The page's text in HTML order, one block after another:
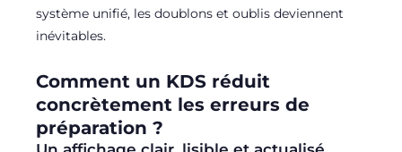
système unifié, les doublons et oublis deviennent
inévitables.
Comment un KDS réduit
concrètement les erreurs de
préparation ?